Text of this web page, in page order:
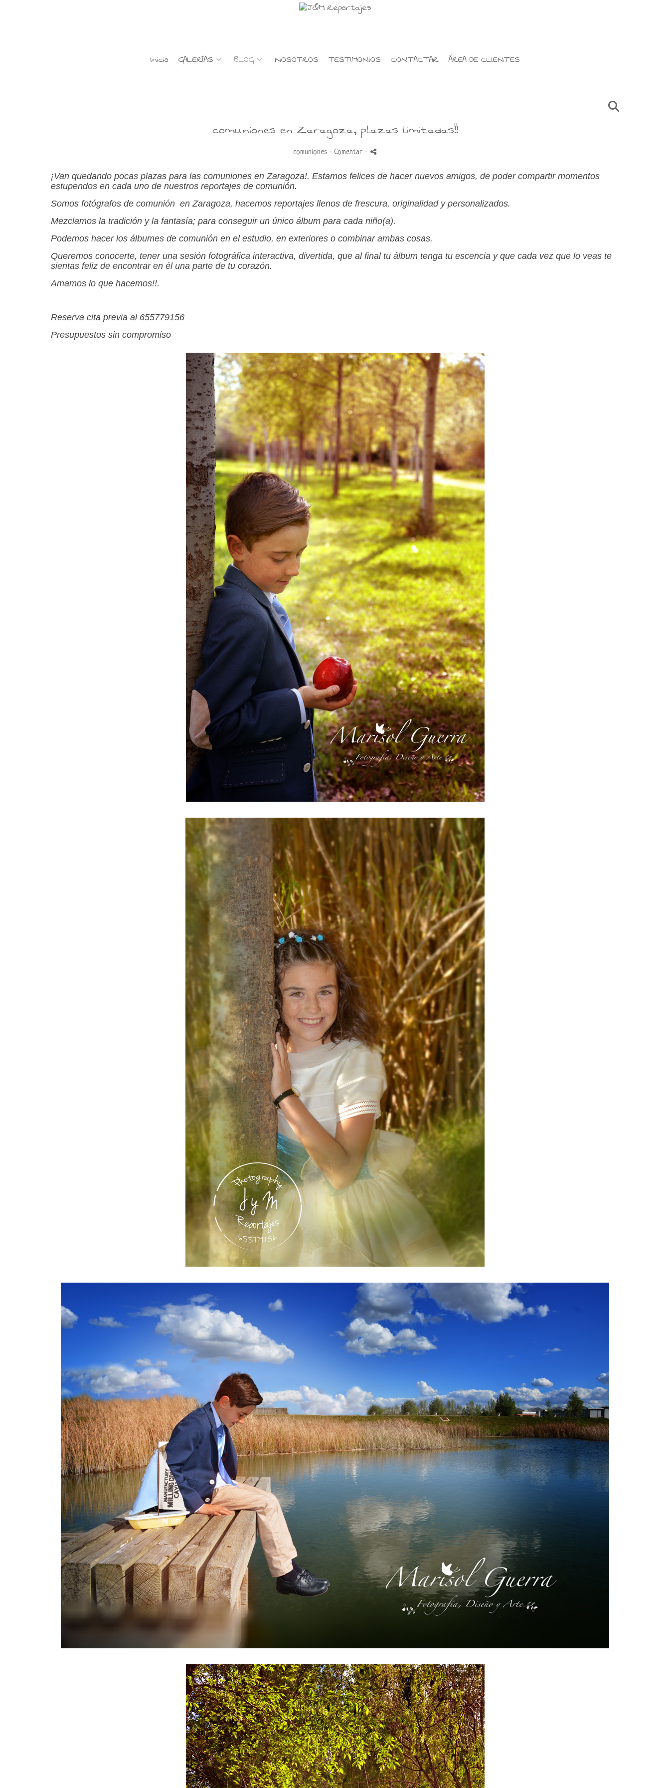
Inicio GALERÍAS BLOG NOSOTROS TESTIMONIOS CONTACTAR ÁREA DE CLIENTES
comuniones en Zaragoza, plazas limitadas!!
comuniones - Comentar -
¡Van quedando pocas plazas para las comuniones en Zaragoza!. Estamos felices de hacer nuevos amigos, de poder compartir momentos
estupendos en cada uno de nuestros reportajes de comunión.
Somos fotógrafos de comunión en Zaragoza, hacemos reportajes llenos de frescura, originalidad y personalizados.
Mezclamos la tradición y la fantasía; para conseguir un único álbum para cada niño(a).
Podemos hacer los álbumes de comunión en el estudio, en exteriores o combinar ambas cosas.
Queremos conocerte, tener una sesión fotográfica interactiva, divertida, que al final tu álbum tenga tu escencia y que cada vez que lo veas te
sientas feliz de encontrar en él una parte de tu corazón.
Amamos lo que hacemos!!.
Reserva cita previa al 655779156
Presupuestos sin compromiso